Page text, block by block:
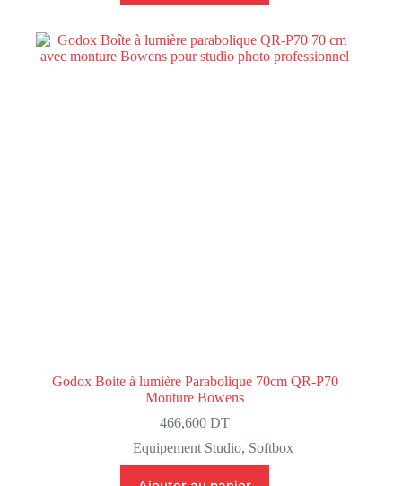
Godox Boite à lumière Parabolique 70cm QR-P70
Monture Bowens
466,600DT
Equipement Studio, Softbox